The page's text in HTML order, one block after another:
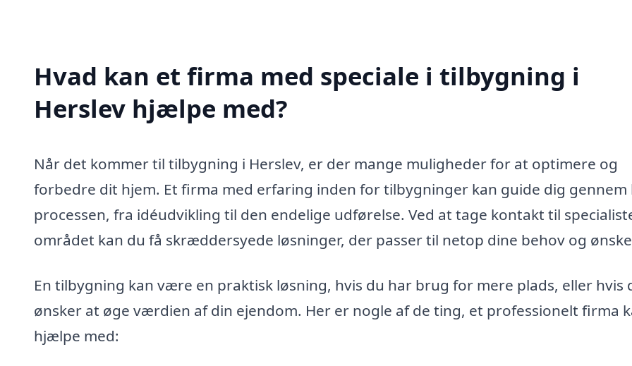
Hvad kan et firma med speciale i tilbygning i
Herslev hjælpe med?
Når det kommer til tilbygning i Herslev, er der mange muligheder for at optimere og
forbedre dit hjem. Et firma med erfaring inden for tilbygninger kan guide dig gennem
processen, fra idéudvikling til den endelige udførelse. Ved at tage kontakt til
området kan du få skræddersyede løsninger, der passer til netop dine behov og
En tilbygning kan være en praktisk løsning, hvis du har brug for mere plads, eller hvis
ønsker at øge værdien af din ejendom. Her er nogle af de ting, et professionelt firma
hjælpe med: